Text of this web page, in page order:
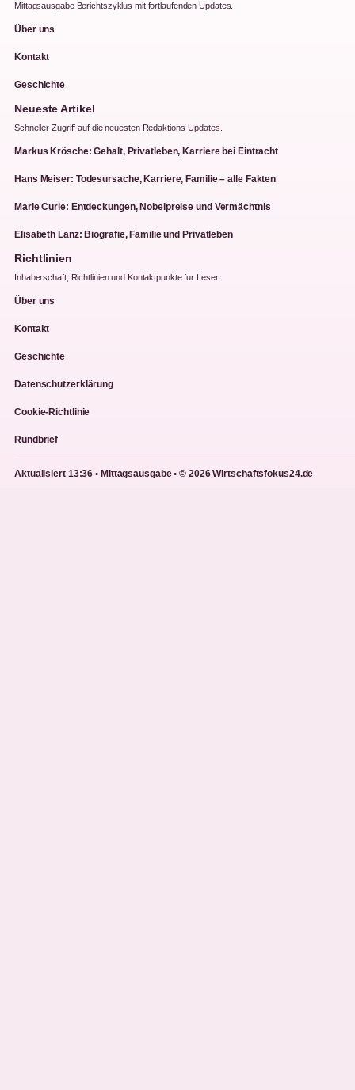
Mittagsausgabe Berichtszyklus mit fortlaufenden Updates.
Über uns
Kontakt
Geschichte
Neueste Artikel
Schneller Zugriff auf die neuesten Redaktions-Updates.
Markus Krösche: Gehalt, Privatleben, Karriere bei Eintracht
Hans Meiser: Todesursache, Karriere, Familie – alle Fakten
Marie Curie: Entdeckungen, Nobelpreise und Vermächtnis
Elisabeth Lanz: Biografie, Familie und Privatleben
Richtlinien
Inhaberschaft, Richtlinien und Kontaktpunkte fur Leser.
Über uns
Kontakt
Geschichte
Datenschutzerklärung
Cookie-Richtlinie
Rundbrief
Aktualisiert 13:36 • Mittagsausgabe • © 2026 Wirtschaftsfokus24.de